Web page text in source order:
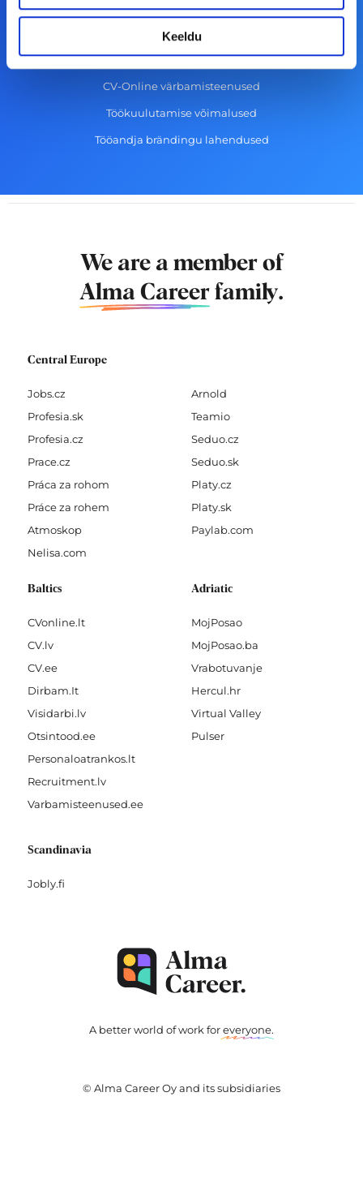
Keeldu
Tööandjale
Lisa töökuulutus CV.ee lehele
CV-Online värbamisteenused
Töökuulutamise võimalused
Tööandja brändingu lahendused
We are a member of
Alma Career family.
Central Europe
Jobs.cz
Profesia.sk
Profesia.cz
Prace.cz
Práca za rohom
Práce za rohem
Atmoskop
Nelisa.com
Arnold
Teamio
Seduo.cz
Seduo.sk
Platy.cz
Platy.sk
Paylab.com
Baltics
CVonline.lt
CV.lv
CV.ee
Dirbam.It
Visidarbi.lv
Otsintood.ee
Personaloatrankos.lt
Recruitment.lv
Varbamisteenused.ee
Adriatic
MojPosao
MojPosao.ba
Vrabotuvanje
Hercul.hr
Virtual Valley
Pulser
Scandinavia
Jobly.fi
A better world of work foreveryone.
© Alma Career Oy and its subsidiaries